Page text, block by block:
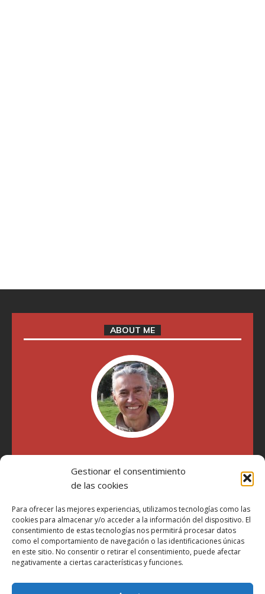
Gestionar el consentimiento
de las cookies
Para ofrecer las mejores experiencias, utilizamos tecnologías como las
cookies para almacenar y/o acceder a la información del dispositivo. El
consentimiento de estas tecnologías nos permitirá procesar datos
como el comportamiento de navegación o las identificaciones únicas
en este sitio. No consentir o retirar el consentimiento, puede afectar
negativamente a ciertas características y funciones.
ABOUT ME
"Soy Manel Hospido, nací en Valencia en 1969 y desde el
año 2007 he escrito sobre motos en distintos medios.
Millatrece.com es una apuesta por escribir sobre lo que me
participa"
Aviso Legal
Política de Privacidad